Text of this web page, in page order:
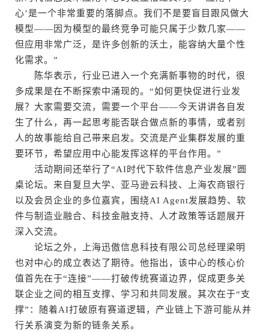
心’是一个非常重要的落脚点。我们不是要盲目跟风做大
模型——因为模型的最终竞争可能只属于少数几家——
但应用非常广泛，是许多创新的沃土，能容纳大量个性
化需求。”
陈华表示，行业已进入一个充满新事物的时代，很
多成果是在不断探索中涌现的。“如何更快促进行业发
展？大家需要交流，需要一个平台——今天讲讲各自发
生了什么，再一起思考能否联合做点新的事情，或者别
人的故事能给自己带来启发。交流是产业集群发展的重
要环节，希望应用中心能发挥这样的平台作用。”
活动期间还举行了“AI时代下软件信息产业发展”圆
桌论坛。来自复旦大学、亚马逊云科技、上海农商银行
以及会员企业的多位嘉宾，围绕AI Agent发展趋势、软
件与制造业融合、科技金融支持、人才政策等话题展开
深入交流。
论坛之外，上海迅傲信息科技有限公司总经理梁明
也对中心的成立表达了期待。他指出，该中心的核心价
值首先在于“连接”——打破传统赛道边界，促成更多关
联企业之间的相互支撑、学习和共同发展。其次在于“支
撑”：随着AI打破原有赛道逻辑，产业链上下游可能从并
行关系演变为新的链条关系。